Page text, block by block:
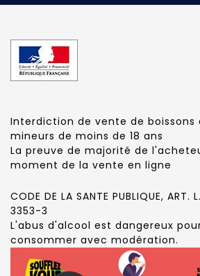
Interdiction de vente de boissons
mineurs de moins de 18 ans
La preuve de majorité de
moment de la vente en ligne
CODE DE LA SANTE PUBLIQUE, ART.
3353-3
L'abus d'alcool est dangereux
consommer avec modération.